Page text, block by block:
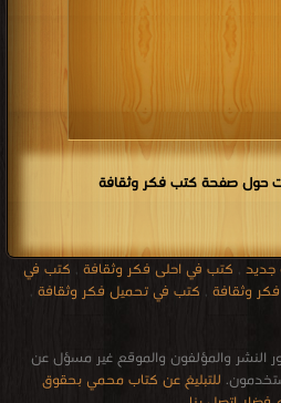
حول صفحة كتب فكر وثقافة
جديد , كتب في احلى فكر وثقافة , كتب في
وثقافة , كتب في تحميل فكر وثقافة ,
والمؤلفون والموقع غير مسؤل عن
للتبليغ عن كتاب محمي بحقوق